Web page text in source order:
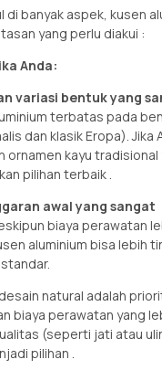
di banyak aspek, kusen
yang perlu diakui :
Anda:
variasi bentuk yang
terbatas pada
dan klasik Eropa). Jika
ornamen kayu tradisional
pilihan terbaik.
awal yang sangat
biaya perawatan
aluminium bisa lebih
natural adalah
biaya perawatan yang
(seperti jati atau
pilihan .